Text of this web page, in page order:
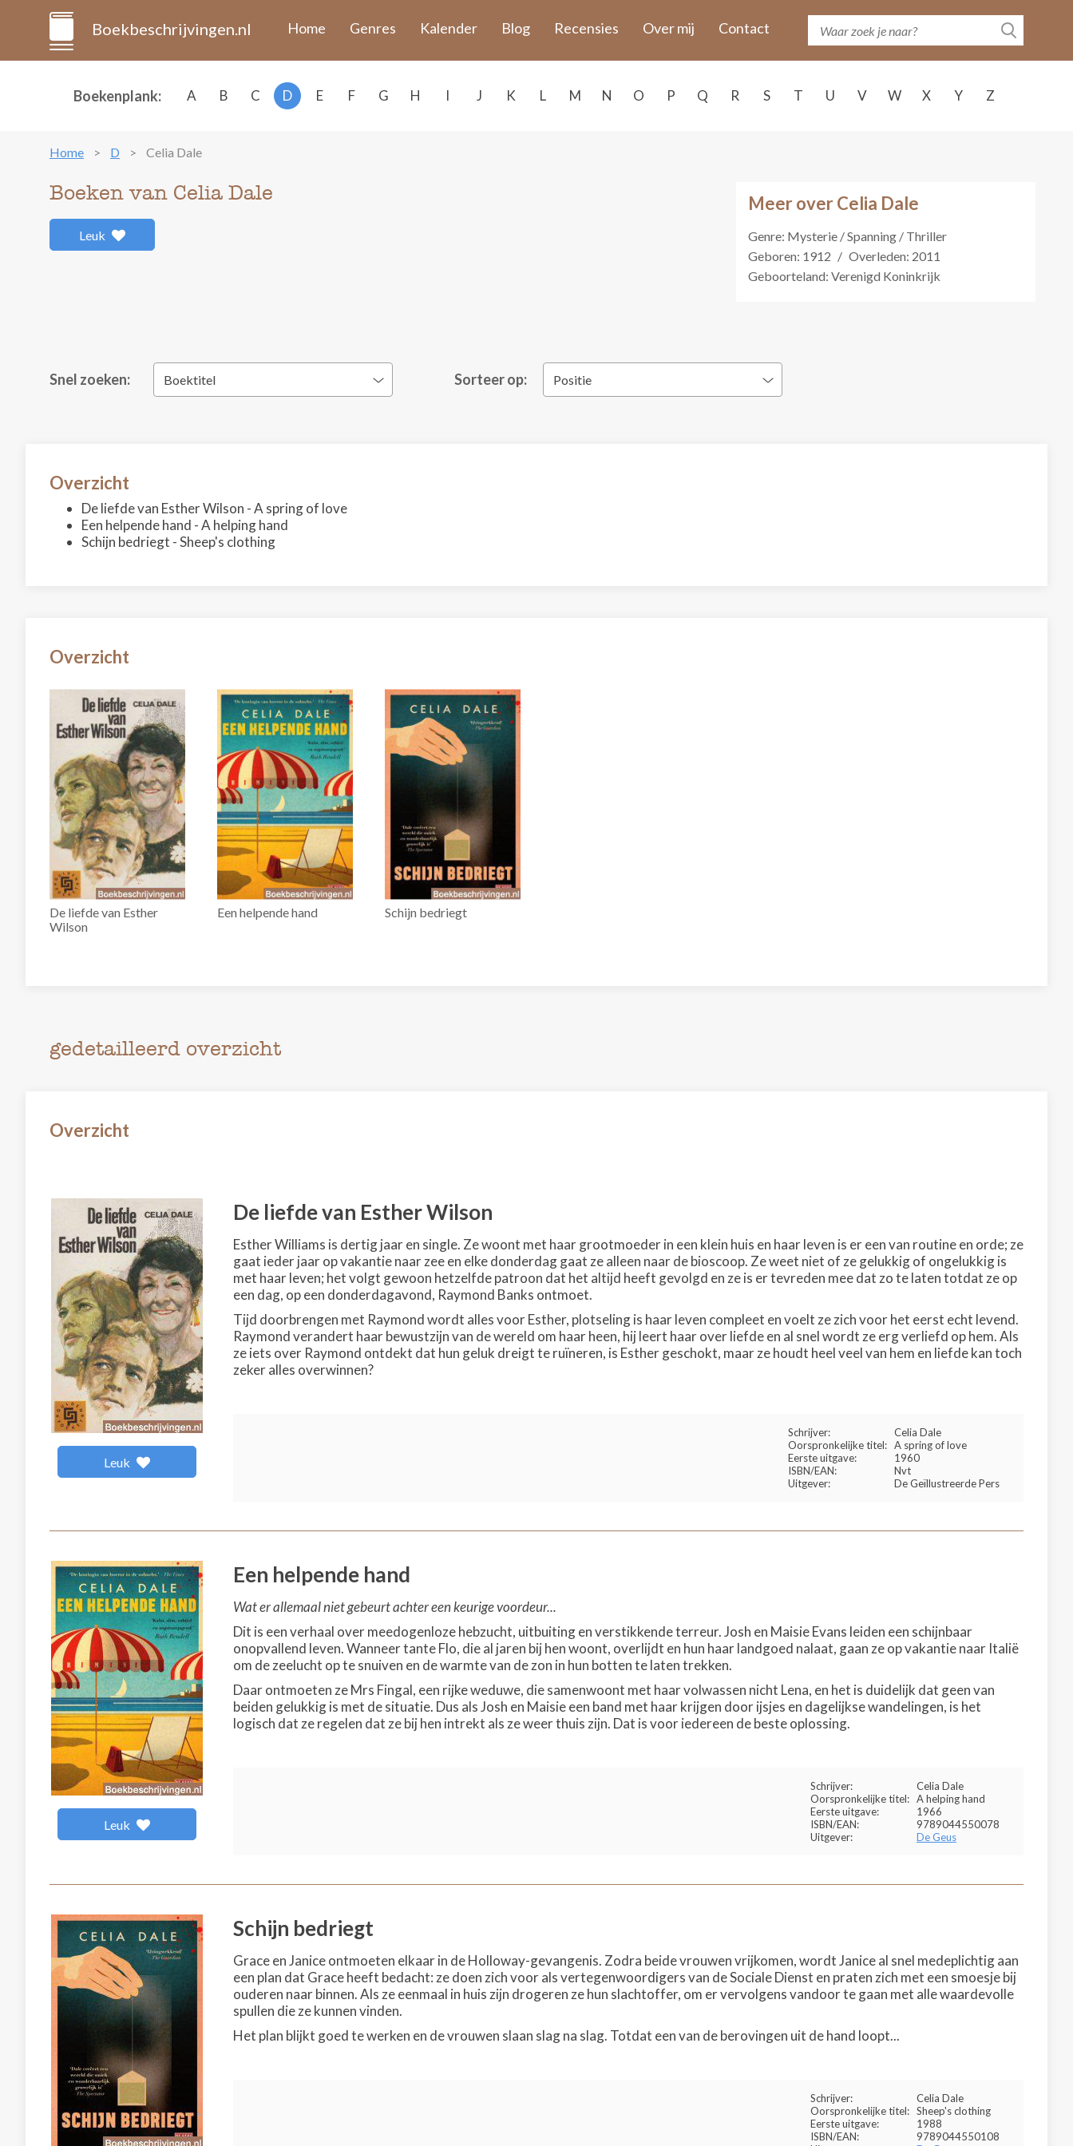
Boekbeschrijvingen.nl Home Genres Kalender Blog Recensies Over mij Contact
Boekenplank: A B C D E F G H I J K L M N O P Q R S T U V W X Y Z
Home D Celia Dale
Meer over Celia Dale
Genre: Mysterie / Spanning / Thriller
Geboren: 1912 / Overleden: 2011
Geboorteland: Verenigd Koninkrijk
Boeken van Celia Dale
Leuk
Snel zoeken: Boektitel Sorteer op: Positie
Overzicht
De liefde van Esther Wilson - A spring of love
Een helpende hand - A helping hand
Schijn bedriegt - Sheep's clothing
Overzicht
De liefde van Esther
Wilson
Een helpende hand Schijn bedriegt
gedetailleerd overzicht
Overzicht
Leuk
De liefde van Esther Wilson
Esther Williams is dertig jaar en single. Ze woont met haar grootmoeder in een klein huis en haar leven is er een van routine en orde; ze
gaat ieder jaar op vakantie naar zee en elke donderdag gaat ze alleen naar de bioscoop. Ze weet niet of ze gelukkig of ongelukkig is
met haar leven; het volgt gewoon hetzelfde patroon dat het altijd heeft gevolgd en ze is er tevreden mee dat zo te laten totdat ze op
een dag, op een donderdagavond, Raymond Banks ontmoet.
Tijd doorbrengen met Raymond wordt alles voor Esther, plotseling is haar leven compleet en voelt ze zich voor het eerst echt levend.
Raymond verandert haar bewustzijn van de wereld om haar heen, hij leert haar over liefde en al snel wordt ze erg verliefd op hem. Als
ze iets over Raymond ontdekt dat hun geluk dreigt te ruïneren, is Esther geschokt, maar ze houdt heel veel van hem en liefde kan toch
zeker alles overwinnen?
Schrijver:
Celia Dale
Oorspronkelijke titel: A spring of love
Eerste uitgave:
1960
ISBN/EAN:
Nvt
Uitgever:
De Geïllustreerde Pers
Leuk
Een helpende hand
Wat er allemaal niet gebeurt achter een keurige voordeur...
Dit is een verhaal over meedogenloze hebzucht, uitbuiting en verstikkende terreur. Josh en Maisie Evans leiden een schijnbaar
onopvallend leven. Wanneer tante Flo, die al jaren bij hen woont, overlijdt en hun haar landgoed nalaat, gaan ze op vakantie naar Italië
om de zeelucht op te snuiven en de warmte van de zon in hun botten te laten trekken.
Daar ontmoeten ze Mrs Fingal, een rijke weduwe, die samenwoont met haar volwassen nicht Lena, en het is duidelijk dat geen van
beiden gelukkig is met de situatie. Dus als Josh en Maisie een band met haar krijgen door ijsjes en dagelijkse wandelingen, is het
logisch dat ze regelen dat ze bij hen intrekt als ze weer thuis zijn. Dat is voor iedereen de beste oplossing.
Schrijver:
Celia Dale
Oorspronkelijke titel: A helping hand
Eerste uitgave:
1966
ISBN/EAN:
9789044550078
Uitgever:
De Geus
Schijn bedriegt
Grace en Janice ontmoeten elkaar in de Holloway-gevangenis. Zodra beide vrouwen vrijkomen, wordt Janice al snel medeplichtig aan
een plan dat Grace heeft bedacht: ze doen zich voor als vertegenwoordigers van de Sociale Dienst en praten zich met een smoesje bij
ouderen naar binnen. Als ze eenmaal in huis zijn drogeren ze hun slachtoffer, om er vervolgens vandoor te gaan met alle waardevolle
spullen die ze kunnen vinden.
Het plan blijkt goed te werken en de vrouwen slaan slag na slag. Totdat een van de berovingen uit de hand loopt...
Schrijver:
Celia Dale
Oorspronkelijke titel: Sheep's clothing
Eerste uitgave:
1988
ISBN/EAN:
9789044550108